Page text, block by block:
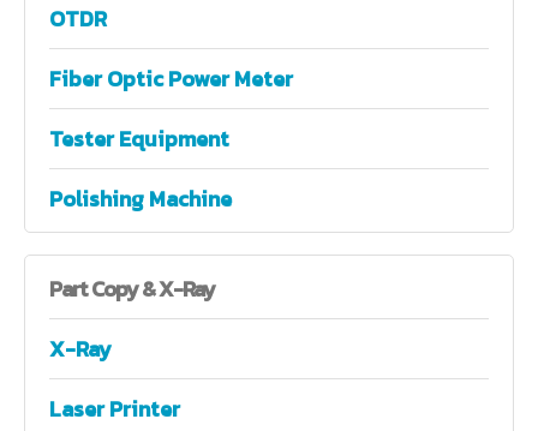
OTDR
Fiber Optic Power Meter
Tester Equipment
Polishing Machine
PartCopy & X-Ray
X-Ray
Laser Printer